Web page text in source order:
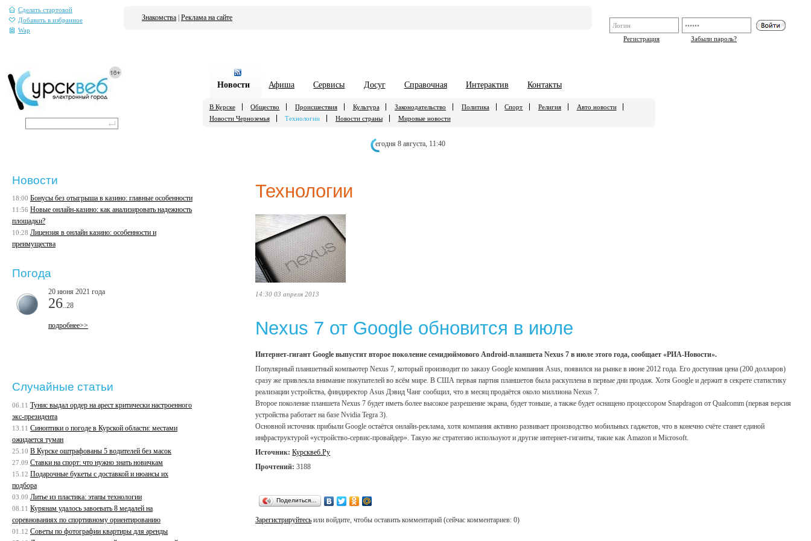
Сделать стартовой
Добавить в избранное
Wap
Регистрация
Забыли пароль?
Знакомства Реклама на сайте
Новости Афиша Сервисы Досуг Справочная Интерактив Контакты
В Курске Общество Происшествия Культура Законодательство Политика Спорт Религия
Авто новости
Новости Черноземья
Технологии Новости страны Мировые новости
егодня 8 августа, 11:40
Технологии
14:30 03 апреля 2013
Nexus 7 от Google обновится в июле
Интернет-гигант Google выпустит второе поколение семидюймового Android-планшета Nexus 7 в июле этого года, сообщает «РИА-Новости».
Популярный планшетный компьютер Nexus 7, который производит по заказу Google компания Asus, появился на рынке в июне 2012 года. Его доступная цена (200 долларов)
сразу же привлекла внимание покупателей во всём мире. В США первая партия планшетов была раскуплена в первые дни продаж. Хотя Google и держит в секрете статистику
реализации устройства, финдиректор Asus Дэвид Чанг сообщил, что в месяц продаётся около миллиона Nexus 7.
Второе поколение планшета Nexus 7 будет иметь более высокое разрешение экрана, будет тоньше, а также будет оснащено процессором Snapdragon от Qualcomm (первая версия
устройства работает на базе Nvidia Tegra 3).
Основной источник прибыли Google остаётся онлайн-реклама, хотя компания активно развивает производство мобильных гаджетов, что в конечно счёте станет единой
инфраструктурой «устройство-сервис-провайдер». Такую же стратегию используют и другие интернет-гиганты, такие как Amazon и Microsoft.
Источник: Курсквеб.Ру
Прочтений: 3188
Поделиться…
Зарегистрируйтесь или войдите, чтобы оставить комментарий (сейчас комментариев: 0)
Новости
18:00 Бонусы без отыгрыша в казино: главные особенности
11:56 Новые онлайн-казино: как анализировать надежность
площадки?
10:28 Лицензия в онлайн казино: особенности и
преимущества
Погода
20 июня 2021 года
26 ..28
подробнее>>
Случайные статьи
06.11 Тунис выдал ордер на арест критически настроенного
экс-президента
13.11 Cиноптики о погоде в Курской области: местами
ожидается туман
25.10 В Курске оштрафованы 5 водителей без масок
27.09 Ставки на спорт: что нужно знать новичкам
15.12 Подарочные букеты с доставкой и нюансы их
подбора
03.09 Литье из пластика: этапы технологии
08.11 Курянам удалось завоевать 8 медалей на
соревнованиях по спортивному ориентированию
01.12 Советы по фотографии квартиры для аренды